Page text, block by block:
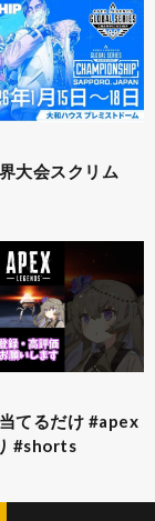
大会スクリム
てるだけ #apex
#shorts